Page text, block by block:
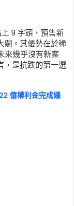
9 字頭，預售新
關。其優勢在於稀
來幾乎沒有新案
，是抗跌的第一選
億權利金完成議